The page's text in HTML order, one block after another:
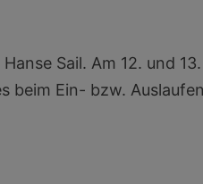
Sail. Am 12. und 13.
beim Ein- bzw.